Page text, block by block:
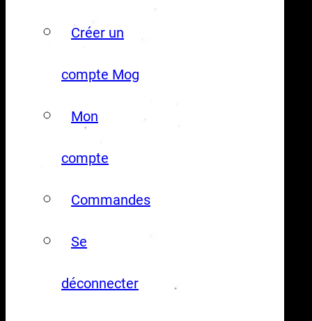
Créer un
compte Mog
Mon
compte
Commandes
Se
déconnecter